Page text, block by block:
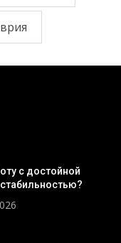
с достойной